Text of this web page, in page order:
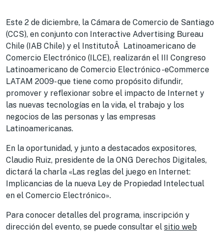
Este 2 de diciembre, la Cámara de Comercio de Santiago
(CCS), en conjunto con Interactive Advertising Bureau
Chile (IAB Chile) y el InstitutoÂ Latinoamericano de
Comercio Electrónico (ILCE), realizarán el III Congreso
Latinoamericano de Comercio Electrónico -eCommerce
LATAM 2009- que tiene como propósito difundir,
promover y reflexionar sobre el impacto de Internet y
las nuevas tecnologías en la vida, el trabajo y los
negocios de las personas y las empresas
Latinoamericanas.
En la oportunidad, y junto a destacados expositores,
Claudio Ruiz, presidente de la ONG Derechos Digitales,
dictará la charla «Las reglas del juego en Internet:
Implicancias de la nueva Ley de Propiedad Intelectual
en el Comercio Electrónico».
Para conocer detalles del programa, inscripción y
dirección del evento, se puede consultar el sitio web